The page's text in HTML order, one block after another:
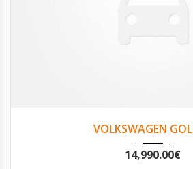
VOLKSWAGEN
14,990.00€